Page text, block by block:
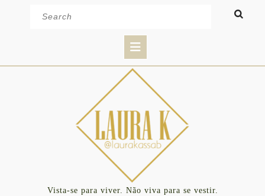
Button
Vista-se para viver. Não viva para se vestir.